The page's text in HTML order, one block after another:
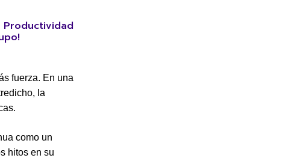
Productividad
fuerza. En una
la
como un
hitos en su